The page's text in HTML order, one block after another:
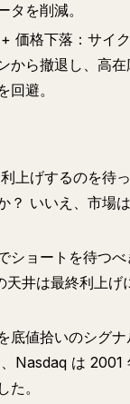
タを削減。
価格下落：サイ
から撤退し、高
回避。
上げするのを待
？ いいえ、市場
ショートを待つ
天井は最終利上げ
底値拾いのシグ
Nasdaq は 2001
た。